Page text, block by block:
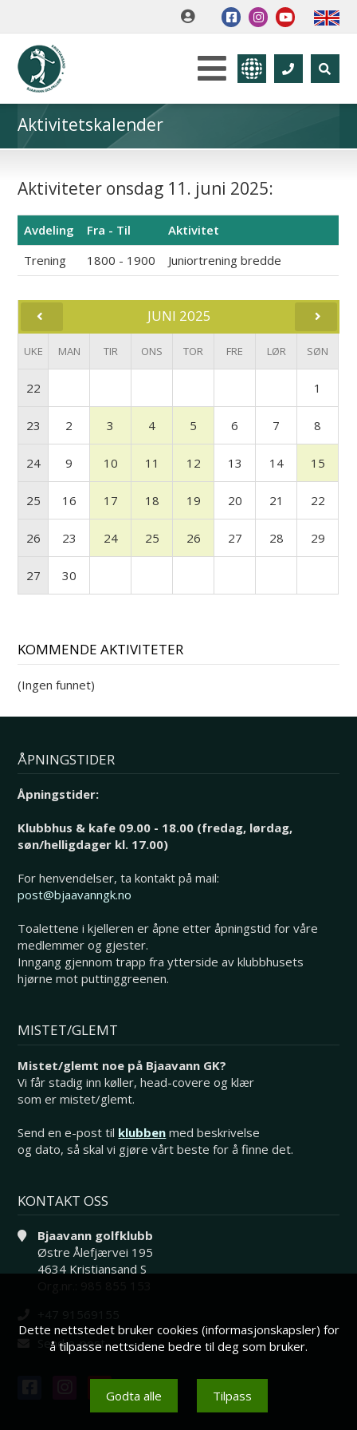
Aktivitetskalender
Aktiviteter onsdag 11. juni 2025:
Avdeling Fra - Til
Aktivitet
Trening
1800 - 1900 Juniortrening bredde
JUNI 2025
UKE MAN TIR ONS TOR FRE LØR SØN
22 1
23 2 3 4 5 6 7 8
24 9 10 11 12 13 14 15
25 16 17 18 19 20 21 22
26 23 24 25 26 27 28 29
27 30
KOMMENDE AKTIVITETER
(Ingen funnet)
ÅPNINGSTIDER
Åpningstider:
Klubbhus & kafe 09.00 - 18.00 (fredag, lørdag,
søn/helligdager kl. 17.00)
For henvendelser, ta kontakt på mail:
post@bjaavanngk.no
Toalettene i kjelleren er åpne etter åpningstid for våre
medlemmer og gjester.
Inngang gjennom trapp fra ytterside av klubbhusets
hjørne mot puttinggreenen.
MISTET/GLEMT
Mistet/glemt noe på Bjaavann GK?
Vi får stadig inn køller, head-covere og klær
som er mistet/glemt.
Send en e-post til klubben med beskrivelse
og dato, så skal vi gjøre vårt beste for å finne det.
KONTAKT OSS
Bjaavann golfklubb
Østre Ålefjærvei 195
4634 Kristiansand S
Send e-post
Dette nettstedet bruker cookies (informasjonskapsler) for
å tilpasse nettsidene bedre til deg som bruker.
Godta alle Tilpass